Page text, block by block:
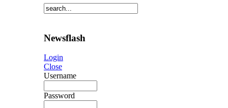
Newsflash
Login
Close
Username
Password